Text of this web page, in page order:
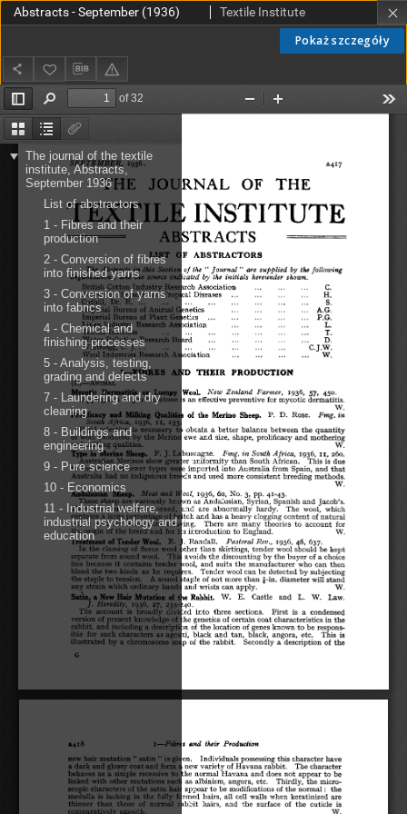
Pokaż szczegóły
Abstracts - September (1936) Textile Institute